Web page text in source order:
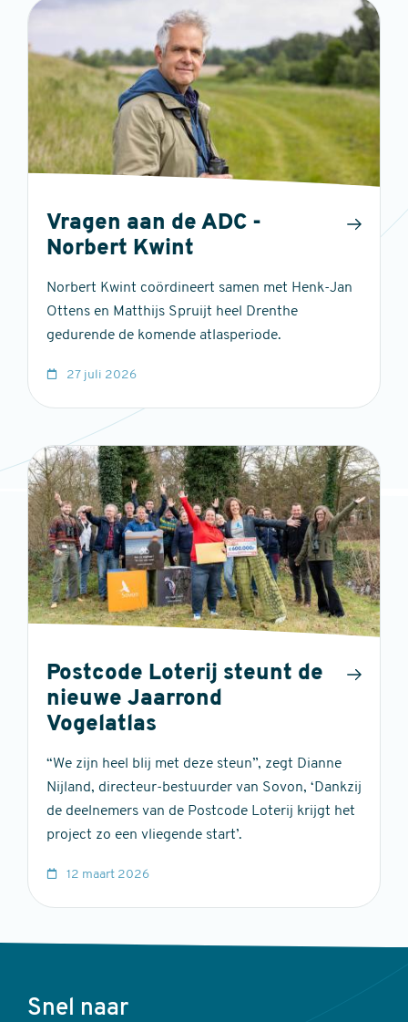
Vragen aan de ADC -
Norbert Kwint
Norbert Kwint coördineert samen met Henk-Jan
Ottens en Matthijs Spruijt heel Drenthe
gedurende de komende atlasperiode.
27 juli 2026
Postcode Loterij steunt de
nieuwe Jaarrond
Vogelatlas
“We zijn heel blij met deze steun”, zegt Dianne
Nijland, directeur-bestuurder van Sovon, ‘Dankzij
de deelnemers van de Postcode Loterij krijgt het
project zo een vliegende start’.
12 maart 2026
Voet
Snel naar